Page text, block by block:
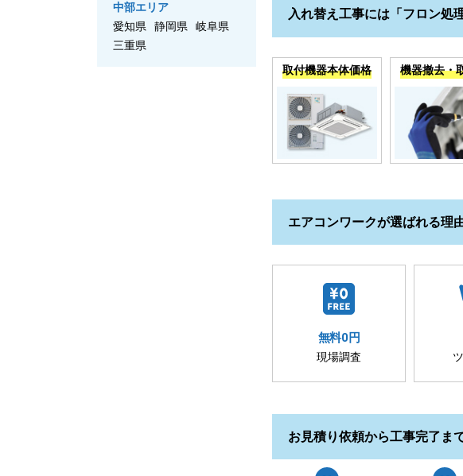
入れ替え工事には「フロン処
取付機器本体価格 機器撤去・
エアコンワークが選ばれる理
無料0円
現場調査
お見積り依頼から工事完了ま
中部エリア
愛知県
静岡県
岐阜県
三重県